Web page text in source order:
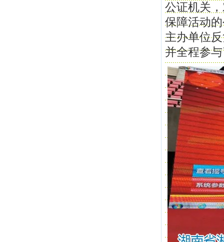
公证机关
保障活动
主办单位
并全程参